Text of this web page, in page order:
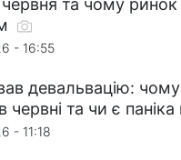
та чому
- 16:55
девальвацію:
червні та чи є
- 11:18